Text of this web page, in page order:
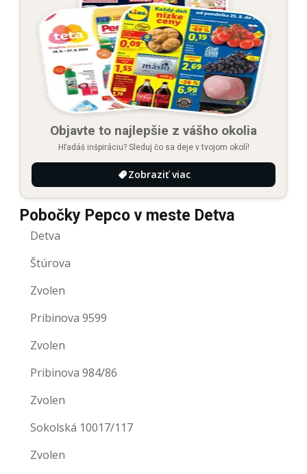
Objavte to najlepšie z vášho okolia
Hľadáš inšpiráciu? Sleduj čo sa deje v tvojom okolí!
Zobraziť viac
Pobočky Pepco v meste Detva
Detva
Štúrova
Zvolen
Pribinova 9599
Zvolen
Pribinova 984/86
Zvolen
Sokolská 10017/117
Zvolen